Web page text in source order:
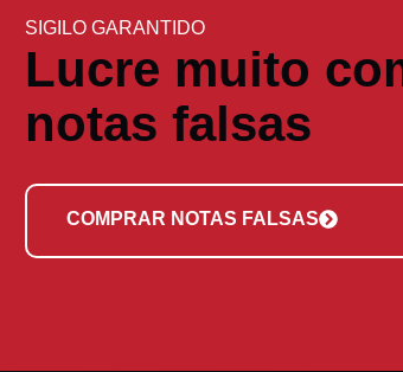
SIGILO GARANTIDO
Lucre muito
notas falsas
COMPRAR NOTAS FALSAS